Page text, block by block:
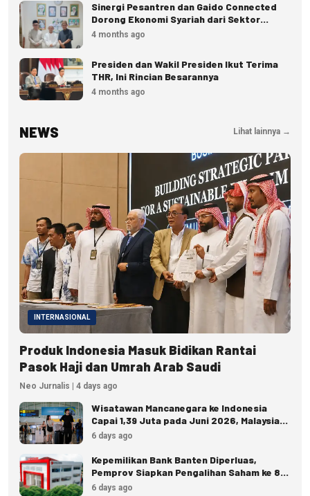
Sinergi Pesantren dan Gaido Connected
Dorong Ekonomi Syariah dari Sektor
Pangan
4 months ago
Presiden dan Wakil Presiden Ikut Terima
THR, Ini Rincian Besarannya
4 months ago
NEWS Lihat lainnya →
INTERNASIONAL
Produk Indonesia Masuk Bidikan Rantai
Pasok Haji dan Umrah Arab Saudi
Neo Jurnalis | 4 days ago
Wisatawan Mancanegara ke Indonesia
Capai 1,39 Juta pada Juni 2026, Malaysia
Terbanyak
6 days ago
Kepemilikan Bank Banten Diperluas,
Pemprov Siapkan Pengalihan Saham ke 8
Pemda
6 days ago